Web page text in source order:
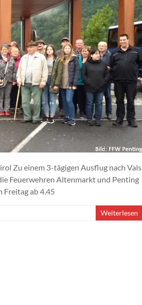
Zu einem 3-tägigen Ausflug nach Vals
Feuerwehren Altenmarkt und Penting
Freitag ab 4.45
Weiterlesen